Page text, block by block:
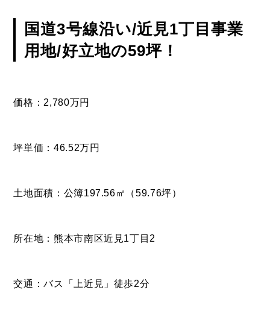
FOOD
- 四季即贅喰
国道3号線沿い/近見1丁目事業
用地/好立地の59坪！
価格：2,780万円
坪単価：46.52万円
土地面積：公簿197.56㎡（59.76坪）
所在地：熊本市南区近見1丁目2
交通：バス「上近見」徒歩2分